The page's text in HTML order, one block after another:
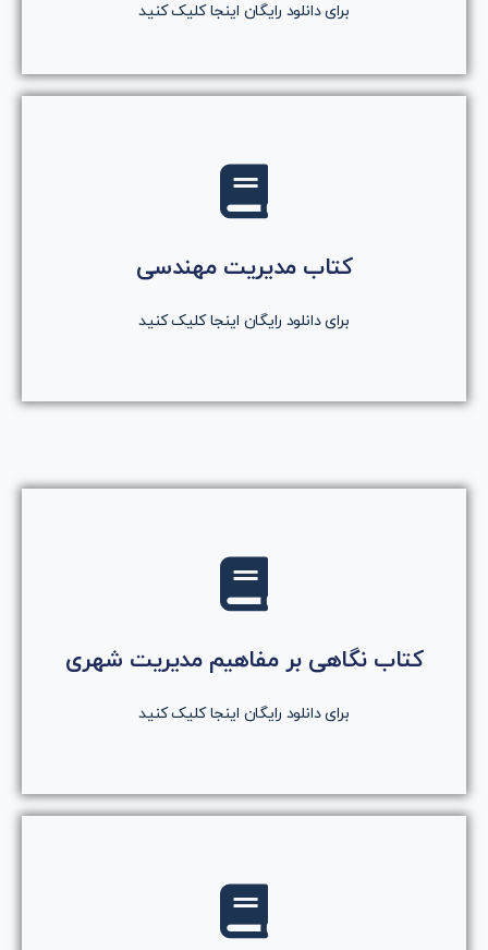
برای دانلود رایگان اینجا کلیک کنید
کتاب مدیریت مهندسی
برای دانلود رایگان اینجا کلیک کنید
دانلود رایگان کتاب
روی دکمه کلیک کنید
کلیک کنید
کتاب نگاهی بر مفاهیم مدیریت شهری
برای دانلود رایگان اینجا کلیک کنید
دانلود رایگان کتاب
روی دکمه کلیک کنید
کلیک کنید
کلیک کنید